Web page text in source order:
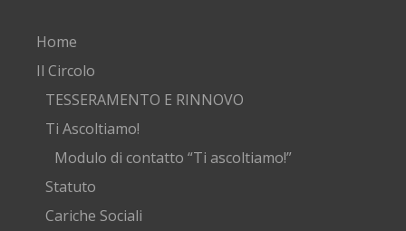
Home
Il Circolo
TESSERAMENTO E RINNOVO
Ti Ascoltiamo!
Modulo di contatto “Ti ascoltiamo!”
Statuto
Cariche Sociali